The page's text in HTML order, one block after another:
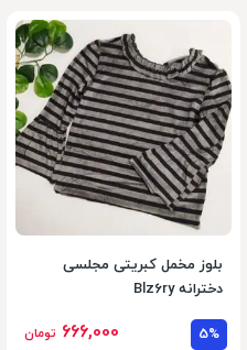
بلوز مخمل کبریتی مجلسی
دخترانه Blz6ry
5%
666,000 تومان